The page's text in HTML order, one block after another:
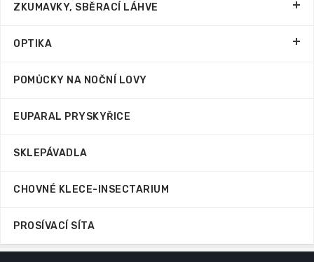
ZKUMAVKY, SBĚRACÍ LÁHVE
OPTIKA
POMŮCKY NA NOČNÍ LOVY
EUPARAL PRYSKYŘICE
SKLEPÁVADLA
CHOVNÉ KLECE-INSECTARIUM
PROSÍVACÍ SÍTA